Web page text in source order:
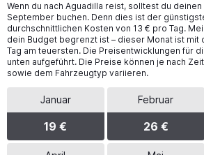
Wenn du nach Aguadilla reist, solltest du
September buchen. Denn dies ist der
durchschnittlichen Kosten von 13 € pro Tag.
dein Budget begrenzt ist – dieser Monat ist mit
Tag am teuersten. Die Preisentwicklungen für
unten aufgeführt. Die Preise können je nach
sowie dem Fahrzeugtyp variieren.
Januar
19 €
Februar
26 €